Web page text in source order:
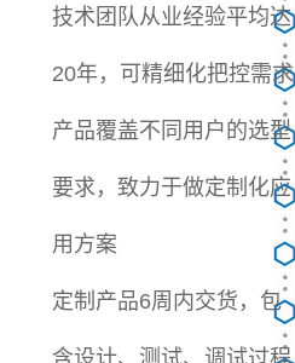
技术团队从业经验平均达
20年，可精细化把控需求
产品覆盖不同用户的选型
要求，致力于做定制化应
用方案
定制产品6周内交货，包
含设计、测试、调试过程